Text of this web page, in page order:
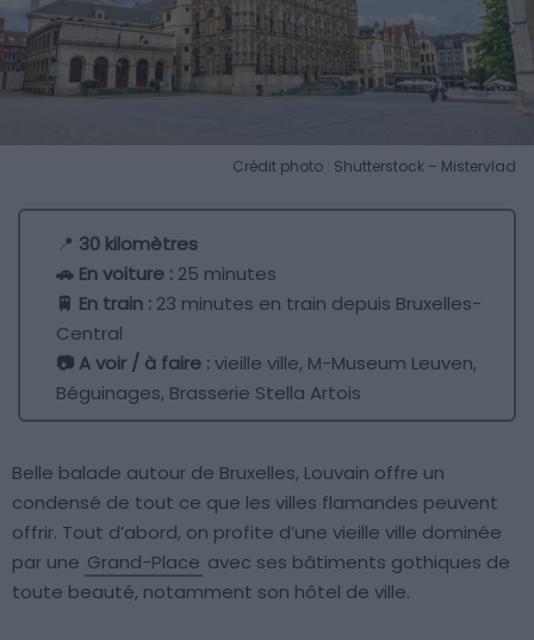
Crédit photo : Shutterstock – Mistervlad
📍 30 kilomètres
🚗 En voiture : 25 minutes
🚆 En train : 23 minutes en train depuis Bruxelles-
Central
📷 A voir / à faire :vieille ville, M-Museum Leuven,
Béguinages, Brasserie Stella Artois
Belle balade autour de Bruxelles, Louvain offre un
condensé de tout ce que les villes flamandes peuvent
offrir. Tout d’abord, on profite d’une vieille ville dominée
par une Grand-Place avec ses bâtiments gothiques de
toute beauté, notamment son hôtel de ville.